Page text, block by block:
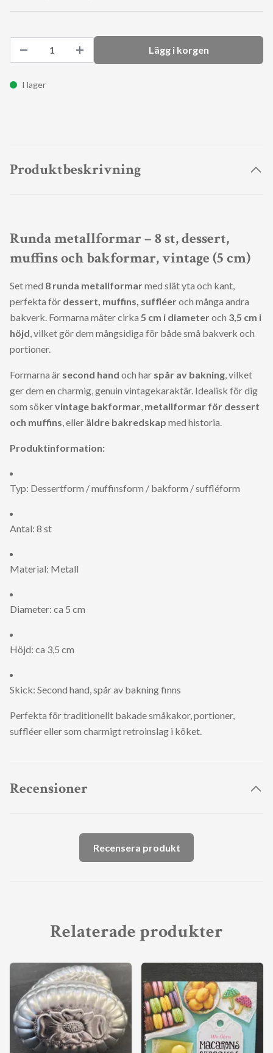
Lägg i korgen
I lager
Produktbeskrivning
Runda metallformar – 8 st, dessert,
muffins och bakformar, vintage (5 cm)
Set med 8 runda metallformarmed slät yta och kant,
perfekta för dessert, muffins, suffléeroch många andra
bakverk. Formarna mäter cirka 5 cm i diameteroch 3,5 cm i
höjd, vilket gör dem mångsidiga för både små bakverk och
portioner.
Formarna är second hand och har spår av bakning, vilket
ger dem en charmig, genuin vintagekaraktär. Idealisk för dig
som sökervintage bakformar, metallformar för dessert
och muffins, eller äldre bakredskap med historia.
Produktinformation:
Typ: Dessertform / muffinsform / bakform / suffléform
Antal: 8 st
Material: Metall
Diameter: ca 5 cm
Höjd: ca 3,5 cm
Skick: Second hand, spår av bakning finns
Perfekta för traditionellt bakade småkakor, portioner,
suffléer eller som charmigt retroinslag i köket.
Recensioner
Recensera produkt
Relaterade produkter